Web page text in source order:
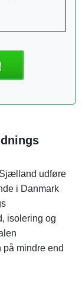
udføre
i Danmark
isolering og
på mindre end